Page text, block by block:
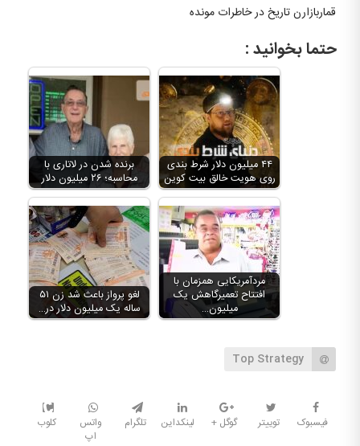
قماربازارن تاریخ در خاطرات مونده
حتما بخوانید :
برنده شدن در لاتاری با
محاسبه؛ ۲۶ میلیون دلار
۴۴ میلیون دلار شرط بندی
روی هویت خالق بیت کوین
لغو پرواز باعث شد زن ۵۱
ساله یک میلیون دلار در…
مردآمریکایی همزمان با
افتتاح تعمیرگاهش یک
میلیون…
Top Strategy
فیسبوک توییتر گوگل + لینکداین تلگرام
واتس
اپ
کلوب